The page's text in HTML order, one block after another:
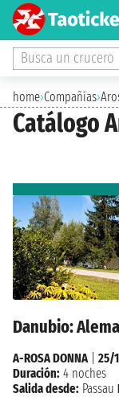
Busca un crucero
home›Compañías›
Catálogo
Danubio:
A-ROSA DONNA
25/
Duración: 4 noches
Salida desde: Passau